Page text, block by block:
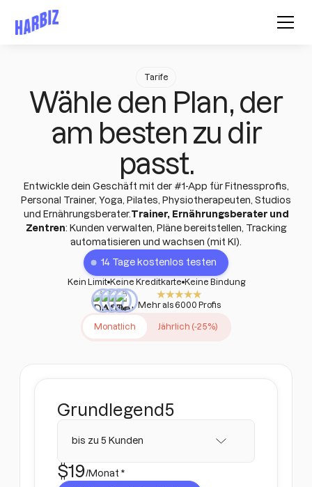
Tarife
Wähle den Plan, der
am besten zu dir
passt.
Entwickle dein Geschäft mit der #1-App für Fitnessprofis,
Personal Trainer, Yoga, Pilates, Physiotherapeuten, Studios
und Ernährungsberater.Trainer, Ernährungsberater und
Zentren: Kunden verwalten, Pläne bereitstellen, Tracking
automatisieren und wachsen (mit KI).
14 Tage kostenlos testen
Kein Limit Keine Kreditkarte Keine Bindung
Mehr als 6000 Profis
Monatlich Jährlich (-25%)
Grundlegend5
bis zu 5 Kunden
$19/Monat *